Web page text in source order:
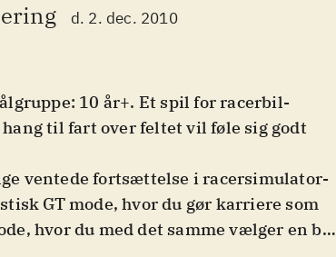
d. 2. dec. 2010
10 år+. Et spil for racerbil-
til fart over feltet vil føle sig godt
ventede fortsættelse i racersimulator-
GT mode, hvor du gør karriere som
hvor du med det samme vælger en bil